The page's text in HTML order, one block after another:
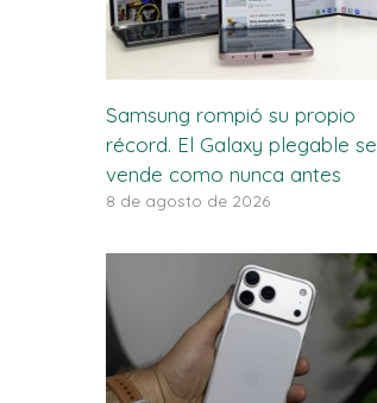
Samsung rompió su propio
récord. El Galaxy plegable se
vende como nunca antes
8 de agosto de 2026